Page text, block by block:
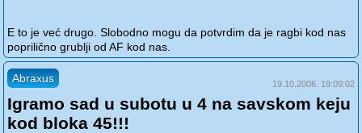
E to je već drugo. Slobodno mogu da potvrdim da je ragbi kod nas
poprilično grublji od AF kod nas.
Abraxus 19.10.2006. 19:09:02
Igramo sad u subotu u 4 na savskom keju
kod bloka 45!!!